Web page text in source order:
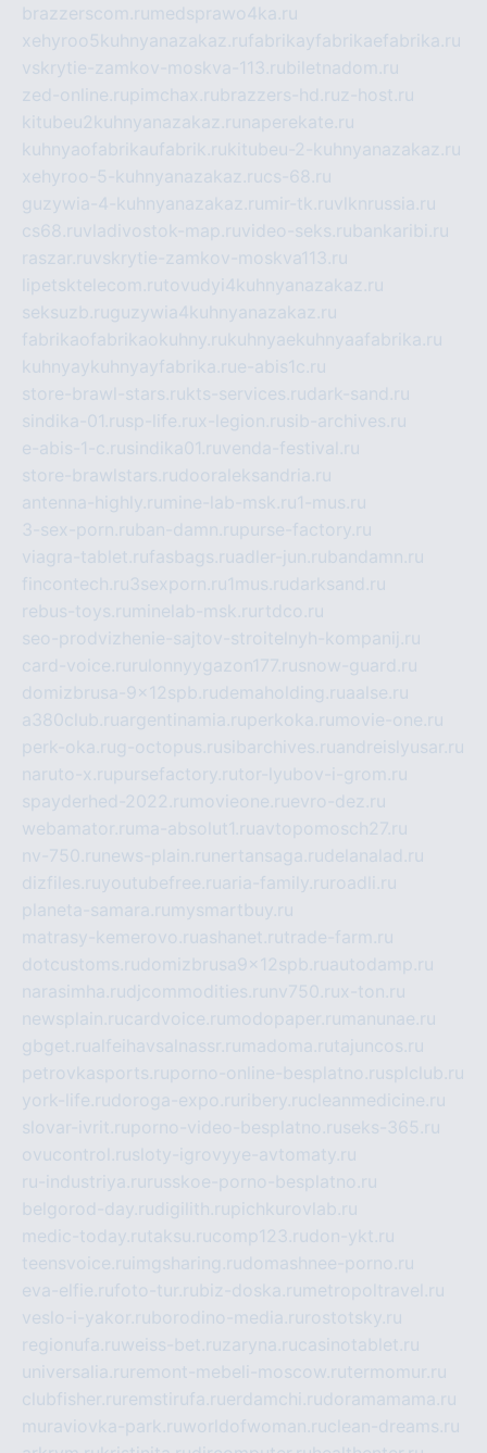
brazzerscom.ru medsprawo4ka.ru
xehyroo5kuhnyanazakaz.rufabrikayfabrikaefabrika.ru
vskrytie-zamkov-moskva-113.rubiletnadom.ru
zed-online.rupimchax.rubrazzers-hd.ruz-host.ru
kitubeu2kuhnyanazakaz.ru naperekate.ru
kuhnyaofabrikaufabrik.rukitubeu-2-kuhnyanazakaz.ru
xehyroo-5-kuhnyanazakaz.rucs-68.ru
guzywia-4-kuhnyanazakaz.ru mir-tk.ruvlknrussia.ru
cs68.ruvladivostok-map.ruvideo-seks.rubankaribi.ru
raszar.ruvskrytie-zamkov-moskva113.ru
lipetsktelecom.rutovudyi4kuhnyanazakaz.ru
seksuzb.ruguzywia4kuhnyanazakaz.ru
fabrikaofabrikaokuhny.rukuhnyaekuhnyaafabrika.ru
kuhnyaykuhnyayfabrika.rue-abis1c.ru
store-brawl-stars.rukts-services.rudark-sand.ru
sindika-01.rusp-life.rux-legion.rusib-archives.ru
e-abis-1-c.rusindika01.ruvenda-festival.ru
store-brawlstars.rudooraleksandria.ru
antenna-highly.ru mine-lab-msk.ru1-mus.ru
3-sex-porn.ruban-damn.rupurse-factory.ru
viagra-tablet.rufasbags.ruadler-jun.rubandamn.ru
fincontech.ru3sexporn.ru1mus.rudarksand.ru
rebus-toys.ru minelab-msk.ru rtdco.ru
seo-prodvizhenie-sajtov-stroitelnyh-kompanij.ru
card-voice.ru rulonnyygazon177.rusnow-guard.ru
domizbrusa-9x12spb.rudemaholding.ruaalse.ru
a380club.ruargentinamia.ruperkoka.ru movie-one.ru
perk-oka.rug-octopus.rusibarchives.ruandreislyusar.ru
naruto-x.rupursefactory.rutor-lyubov-i-grom.ru
spayderhed-2022.ru movieone.ruevro-dez.ru
webamator.ru ma-absolut1.ruavtopomosch27.ru
nv-750.ru news-plain.ru nertansaga.rudelanalad.ru
dizfiles.ruyoutubefree.ruaria-family.ru roadli.ru
planeta-samara.ru mysmartbuy.ru
matrasy-kemerovo.ruashanet.rutrade-farm.ru
dotcustoms.rudomizbrusa9x12spb.ruautodamp.ru
narasimha.rudjcommodities.ru nv750.rux-ton.ru
newsplain.rucardvoice.ru modopaper.ru manunae.ru
gbget.rualfeihavsalnassr.ru madoma.rutajuncos.ru
petrovkasports.ruporno-online-besplatno.rusplclub.ru
york-life.rudoroga-expo.ru ribery.rucleanmedicine.ru
slovar-ivrit.ruporno-video-besplatno.ruseks-365.ru
ovucontrol.rusloty-igrovyye-avtomaty.ru
ru-industriya.ru russkoe-porno-besplatno.ru
belgorod-day.rudigilith.rupichkurovlab.ru
medic-today.rutaksu.rucomp123.rudon-ykt.ru
teensvoice.ru imgsharing.rudomashnee-porno.ru
eva-elfie.rufoto-tur.rubiz-doska.ru metropoltravel.ru
veslo-i-yakor.ruborodino-media.ru rostotsky.ru
regionufa.ruweiss-bet.ruzaryna.rucasinotablet.ru
universalia.ru remont-mebeli-moscow.rutermomur.ru
clubfisher.ru remstirufa.ruerdamchi.rudoramamama.ru
muraviovka-park.ruworldofwoman.ruclean-dreams.ru